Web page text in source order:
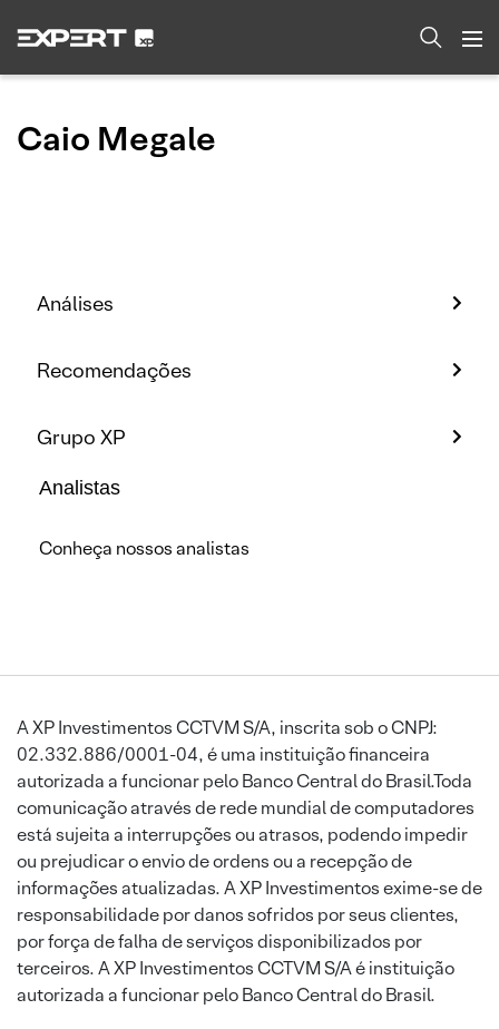
Caio Megale
Análises
Recomendações
Grupo XP
Analistas
Conheça nossos analistas
A XP Investimentos CCTVM S/A, inscrita sob o CNPJ:
02.332.886/0001-04, é uma instituição financeira
autorizada a funcionar pelo Banco Central do Brasil.Toda
comunicação através de rede mundial de computadores
está sujeita a interrupções ou atrasos, podendo impedir
ou prejudicar o envio de ordens ou a recepção de
informações atualizadas. A XP Investimentos exime-se de
responsabilidade por danos sofridos por seus clientes,
por força de falha de serviços disponibilizados por
terceiros. A XP Investimentos CCTVM S/A é instituição
autorizada a funcionar pelo Banco Central do Brasil.